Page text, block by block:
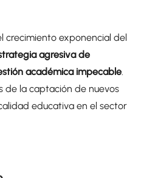
crecimiento exponencial del
agresiva de
académica impecable.
de la captación de nuevos
educativa en el sector